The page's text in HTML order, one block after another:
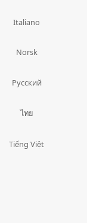
Italiano
Norsk
Русский
ไทย
Tiếng Việt